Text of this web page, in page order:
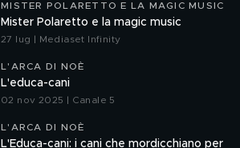
MISTER POLARETTO E LA MAGIC MUSIC
Mister Polaretto e la magic music
27 lug | Mediaset Infinity
L'ARCA DI NOÈ
L'educa-cani
02 nov 2025 | Canale 5
L'ARCA DI NOÈ
L'Educa-cani: i cani che mordicchiano per